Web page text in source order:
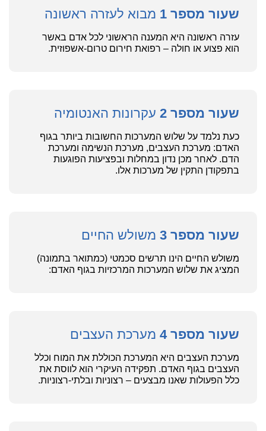
שעור מספר 1 מבוא לעזרה ראשונה
עזרה ראשונה היא המענה הראשוני לכל אדם באשר
הוא פצוע או חולה – רפואת חירום טרום-אשפוזית.
שעור מספר 2 עקרונות האנטומיה
כעת נלמד על שלוש המערכות החשובות ביותר בגוף
האדם: מערכת העצבים, מערכת הנשימה ומערכת
הדם. לאחר מכן נדון במחלות ובפציעות הפוגעות
בתפקודן התקין של מערכות אלו.
שעור מספר 3 משולש החיים
משולש החיים הינו תרשים סכמטי (כמתואר בתמונה)
המציג את שלוש המערכות המרכזיות בגוף האדם:
שעור מספר 4 מערכת העצבים
מערכת העצבים היא המערכת הכוללת את המוח וכלל
העצבים בגוף האדם. תפקידה העיקרי הוא לווסת את
כלל הפעולות שאנו מבצעים – רצוניות ובלתי-רצוניות.